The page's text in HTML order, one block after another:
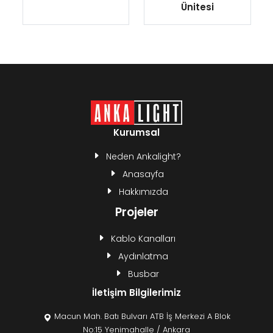
Ünitesi
Kurumsal
Neden Ankalight?
Anasayfa
Hakkımızda
Projeler
Kablo Kanalları
Aydınlatma
Busbar
İletişim Bilgilerimiz
Macun Mah. Batı Bulvarı ATB İş Merkezi A Blok
No:15 Yenimahalle / Ankara